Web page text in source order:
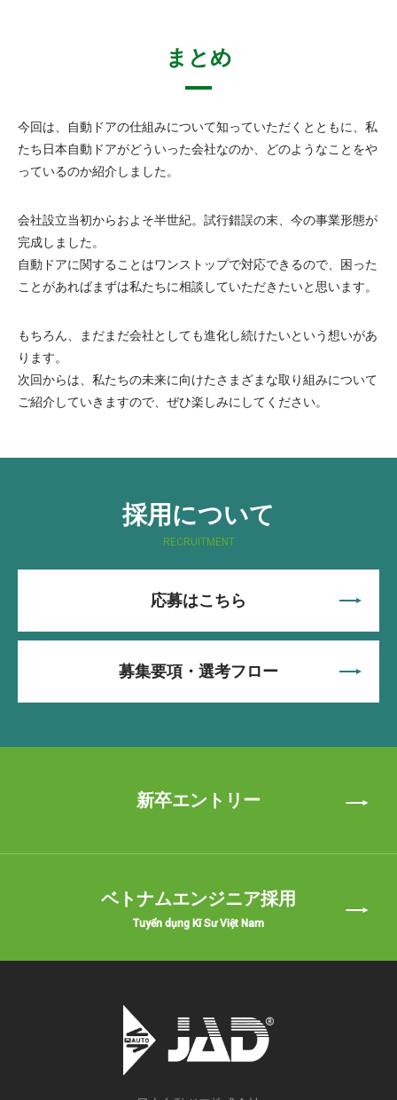
まとめ
今回は、自動ドアの仕組みについて知っていただくとともに、私
たち日本自動ドアがどういった会社なのか、どのようなことをや
っているのか紹介しました。
会社設立当初からおよそ半世紀。試行錯誤の末、今の事業形態が
完成しました。
自動ドアに関することはワンストップで対応できるので、困った
ことがあればまずは私たちに相談していただきたいと思います。
もちろん、まだまだ会社としても進化し続けたいという想いがあ
ります。
次回からは、私たちの未来に向けたさまざまな取り組みについて
ご紹介していきますので、ぜひ楽しみにしてください。
採用について
RECRUITMENT
応募はこちら
募集要項・選考フロー
新卒エントリー
ベトナムエンジニア採用
Tuyển dụng Kĩ Sư Việt Nam